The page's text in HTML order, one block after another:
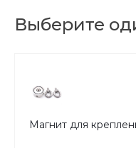
Выберите
Магнит для